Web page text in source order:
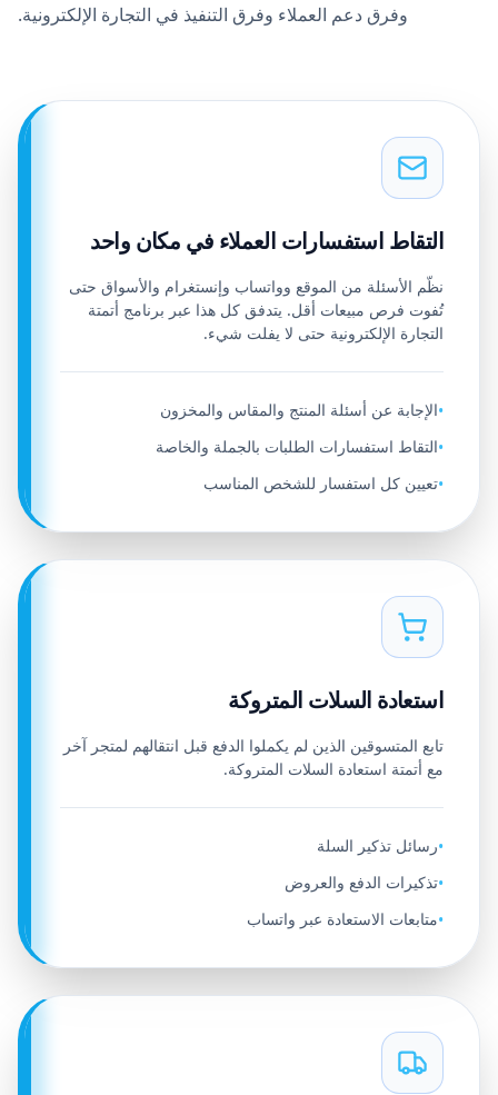
وفرق دعم العملاء وفرق التنفيذ في التجارة الإلكترونية.
التقاط استفسارات العملاء في مكان واحد
نظّم الأسئلة من الموقع وواتساب وإنستغرام والأسواق حتى
تُفوت فرص مبيعات أقل. يتدفق كل هذا عبر برنامج أتمتة
التجارة الإلكترونية حتى لا يفلت شيء.
•الإجابة عن أسئلة المنتج والمقاس والمخزون
•التقاط استفسارات الطلبات بالجملة والخاصة
•تعيين كل استفسار للشخص المناسب
استعادة السلات المتروكة
تابع المتسوقين الذين لم يكملوا الدفع قبل انتقالهم لمتجر آخر
مع أتمتة استعادة السلات المتروكة.
•رسائل تذكير السلة
•تذكيرات الدفع والعروض
•متابعات الاستعادة عبر واتساب